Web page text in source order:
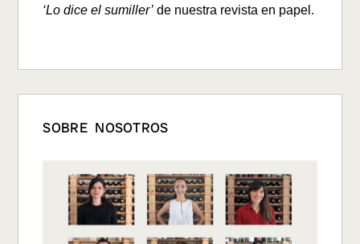
‘Lo dice el sumiller’ de nuestra revista en papel.
SOBRE NOSOTROS